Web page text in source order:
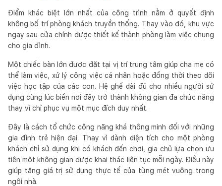
Điểm khác biệt lớn nhất của công trình nằm ở quyết định
không bố trí phòng khách truyền thống. Thay vào đó, khu vực
ngay sau cửa chính được thiết kế thành phòng làm việc chung
cho gia đình.
Một chiếc bàn lớn được đặt tại vị trí trung tâm giúp cha mẹ có
thể làm việc, xử lý công việc cá nhân hoặc đồng thời theo dõi
việc học tập của các con. Hệ ghế dài đủ cho nhiều người sử
dụng cùng lúc biến nơi đây trở thành không gian đa chức năng
thay vì chỉ phục vụ một mục đích duy nhất.
Đây là cách tổ chức công năng khá thông minh đối với những
gia đình trẻ hiện đại. Thay vì dành diện tích cho một phòng
khách chỉ sử dụng khi có khách đến chơi, gia chủ lựa chọn ưu
tiên một không gian được khai thác liên tục mỗi ngày. Điều này
giúp tăng giá trị sử dụng thực tế của từng mét vuông trong
ngôi nhà.